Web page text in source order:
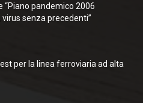
“Piano pandemico 2006
senza precedenti”
per la linea ferroviaria ad alta